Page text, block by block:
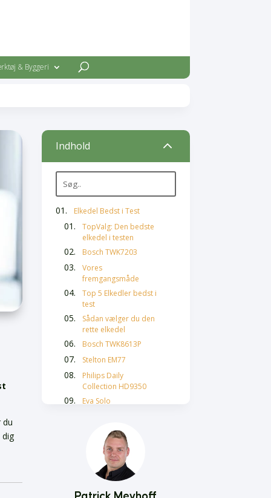
& Byggeri
du
dig
Indhold 2
Elkedel Bedst i Test
TopValg: Den bedste
elkedel i testen
Bosch TWK7203
Vores
fremgangsmåde
Top 5 Elkedler bedst i
test
Sådan vælger du den
rette elkedel
Bosch TWK8613P
Stelton EM77
Philips Daily
Collection HD9350
Eva Solo
Energibesparelse
med Elkedler
Design og Æstetik
Vedligeholdelse af